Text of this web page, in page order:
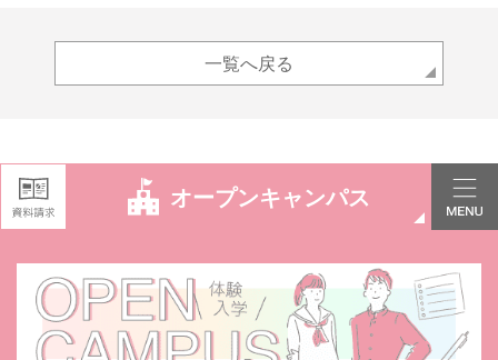
一覧へ戻る
オープンキャンパス